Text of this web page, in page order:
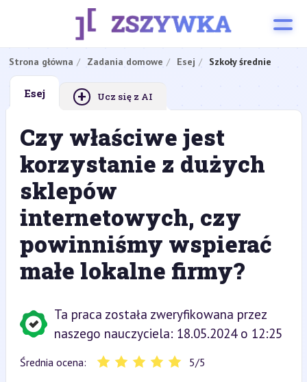
Strona główna Zadania domowe Esej Szkoły średnie
Esej + Ucz się z AI
Czy właściwe jest
korzystanie z dużych
sklepów
internetowych, czy
powinniśmy wspierać
małe lokalne firmy?
Ta praca została zweryfikowana przez
naszego nauczyciela: 18.05.2024 o 12:25
Średnia ocena: 5/5